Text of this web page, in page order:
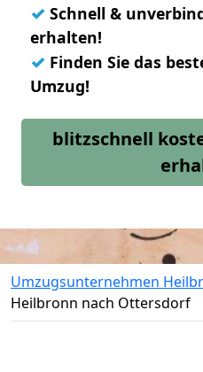
✓ Schnell &
erhalten!
✓ Finden Sie das
Umzug!
blitzschnell
Umzugsunternehmen
Heilbronn nach Ottersdorf